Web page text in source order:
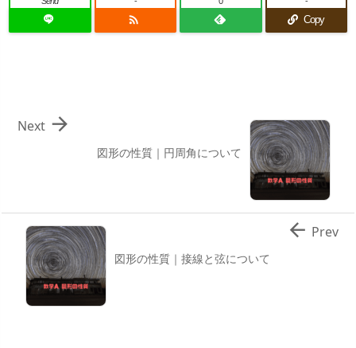
 Copy
図形の性質｜円周角について

Next
図形の性質｜接線と弦について
 Prev